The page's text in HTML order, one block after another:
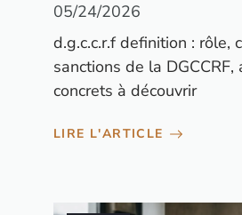
05/24/2026
d.g.c.c.r.f definition : rôle,
sanctions de la DGCCRF,
concrets à découvrir
LIRE L'ARTICLE